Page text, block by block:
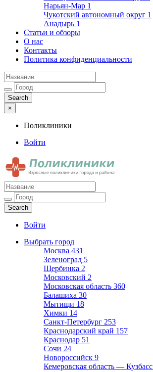
Нарьян-Мар 1
Чукотский автономный округ 1
Анадырь 1
Статьи и обзоры
О нас
Контакты
Политика конфиденциальности
×
Поликлиники
Войти
Поликлиники
Взрослые поликлиники города и района
Войти
Выбрать город
Москва 431
Зеленоград 5
Щербинка 2
Московский 2
Московская область 360
Балашиха 30
Мытищи 18
Химки 14
Санкт-Петербург 253
Краснодарский край 157
Краснодар 51
Сочи 24
Новороссийск 9
Кемеровская область — Кузбасс